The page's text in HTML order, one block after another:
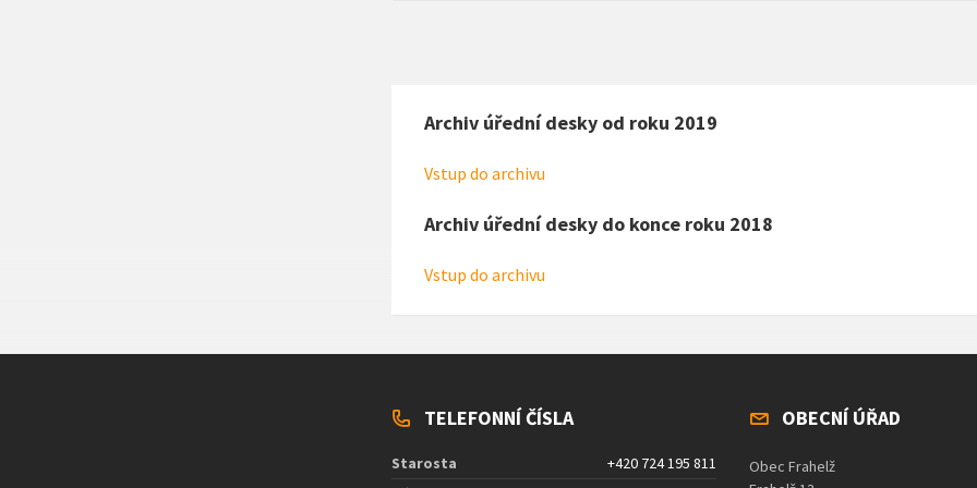
Archiv úřední desky od roku 2019
Vstup do archivu
Archiv úřední desky do konce roku 2018
Vstup do archivu
TELEFONNÍ ČÍSLA
Starosta
+420 724 195 811
OBECNÍ ÚŘAD
Obec Frahelž